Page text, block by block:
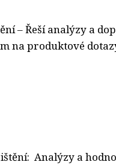
– Řeší analýzy a
na produktové
Analýzy a